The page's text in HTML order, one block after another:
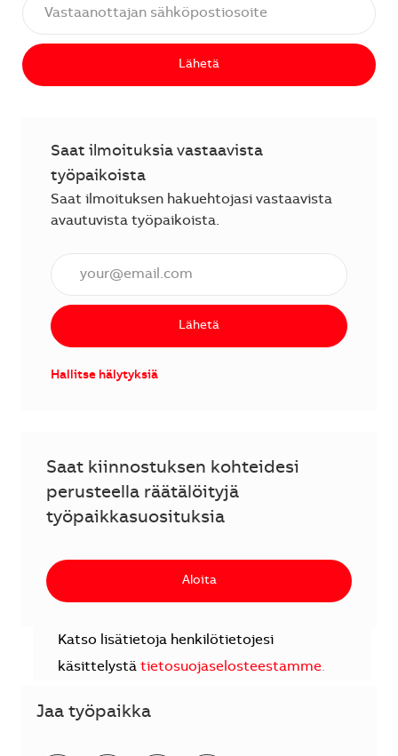
Lähetä
Saat ilmoituksia vastaavista
työpaikoista
Saat ilmoituksen hakuehtojasi vastaavista
avautuvista työpaikoista.
Lähetä
Hallitse hälytyksiä
Saat kiinnostuksen kohteidesi
perusteella räätälöityjä
työpaikkasuosituksia
Aloita
Katso lisätietoja henkilötietojesi
käsittelystä tietosuojaselosteestamme.
Jaa työpaikka